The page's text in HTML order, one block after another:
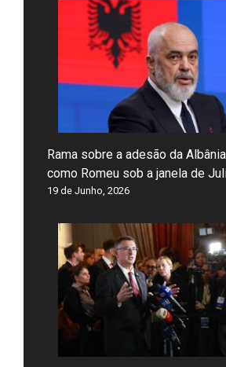
Rama sobre a adesão da
como Romeu sob a janela de
19 de Junho, 2026